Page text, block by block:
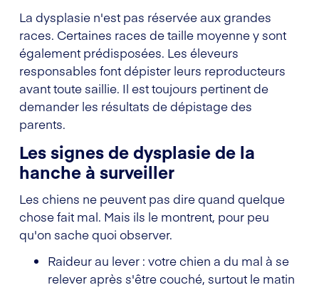
La dysplasie n'est pas réservée aux grandes
races. Certaines races de taille moyenne y sont
également prédisposées. Les éleveurs
responsables font dépister leurs reproducteurs
avant toute saillie. Il est toujours pertinent de
demander les résultats de dépistage des
parents.
Les signes de dysplasie de la
hanche à surveiller
Les chiens ne peuvent pas dire quand quelque
chose fait mal. Mais ils le montrent, pour peu
qu'on sache quoi observer.
Raideur au lever : votre chien a du mal à se
relever après s'être couché, surtout le matin